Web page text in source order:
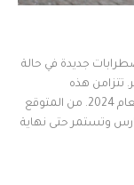
جديدة في حالة
تتزامن هذه
الاضطرابات مع الأسبوع الثالث من شهر رمضان لعام 2024. من المتوقع
هذه الاضطرابات اليوم الاثنين الموافق 25 مارس وتستمر حتى نهاية